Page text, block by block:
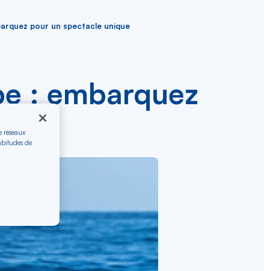
pour un spectacle unique
: embarquez
réseaux
de